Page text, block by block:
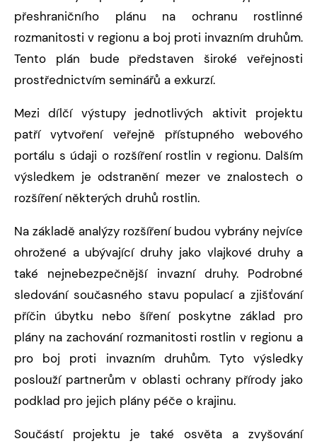
přeshraničního plánu na ochranu rostlinné
rozmanitosti v regionu a boj proti invazním druhům.
Tento plán bude představen široké veřejnosti
prostřednictvím seminářů a exkurzí.
Mezi dílčí výstupy jednotlivých aktivit projektu
patří vytvoření veřejně přístupného webového
portálu s údaji o rozšíření rostlin v regionu. Dalším
výsledkem je odstranění mezer ve znalostech o
rozšíření některých druhů rostlin.
Na základě analýzy rozšíření budou vybrány nejvíce
ohrožené a ubývající druhy jako vlajkové druhy a
také nejnebezpečnější invazní druhy. Podrobné
sledování současného stavu populací a zjišťování
příčin úbytku nebo šíření poskytne základ pro
plány na zachování rozmanitosti rostlin v regionu a
pro boj proti invazním druhům. Tyto výsledky
poslouží partnerům v oblasti ochrany přírody jako
podklad pro jejich plány péče o krajinu.
Součástí projektu je také osvěta a zvyšování